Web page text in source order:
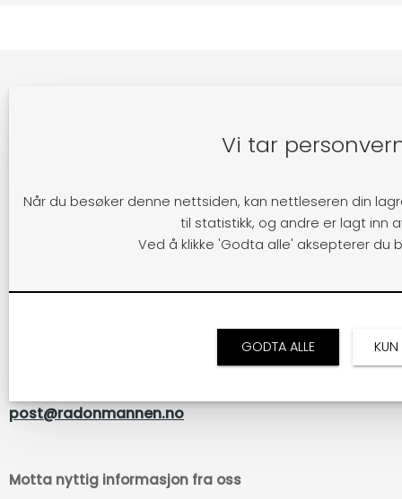
Tuenveien 77, 2000 Lillestrøm
post@radonmannen.no
Motta nyttig informasjon fra oss
Vi tar
Når du besøker denne nettsiden, kan nettleseren din
til statistikk, og andre er lagt inn
Ved å klikke 'Godta alle' aksepterer du
GODTA ALLE